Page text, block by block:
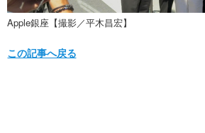
Apple銀座【撮影／平木昌宏】
この記事へ戻る